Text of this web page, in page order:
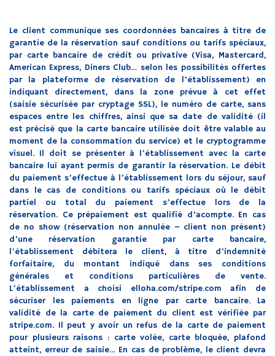
Le client communique ses coordonnées bancaires à titre de
garantie de la réservation sauf conditions ou tarifs spéciaux,
par carte bancaire de crédit ou privative (Visa, Mastercard,
American Express, Diners Club… selon les possibilités offertes
par la plateforme de réservation de l'établissement) en
indiquant directement, dans la zone prévue à cet effet
(saisie sécurisée par cryptage SSL), le numéro de carte, sans
espaces entre les chiffres, ainsi que sa date de validité (il
est précisé que la carte bancaire utilisée doit être valable au
moment de la consommation du service) et le cryptogramme
visuel. Il doit se présenter à l’établissement avec la carte
bancaire lui ayant permis de garantir la réservation. Le débit
du paiement s’effectue à l’établissement lors du séjour, sauf
dans le cas de conditions ou tarifs spéciaux où le débit
partiel ou total du paiement s’effectue lors de la
réservation. Ce prépaiement est qualifié d'acompte. En cas
de no show (réservation non annulée – client non présent)
d’une réservation garantie par carte bancaire,
l’établissement débitera le client, à titre d’indemnité
forfaitaire, du montant indiqué dans ses conditions
générales et conditions particulières de vente.
L’établissement a choisi elloha.com/stripe.com afin de
sécuriser les paiements en ligne par carte bancaire. La
validité de la carte de paiement du client est vérifiée par
stripe.com. Il peut y avoir un refus de la carte de paiement
pour plusieurs raisons : carte volée, carte bloquée, plafond
atteint, erreur de saisie… En cas de problème, le client devra